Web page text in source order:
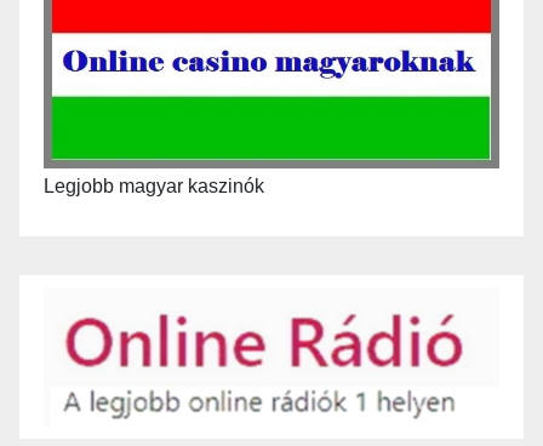
Legjobb magyar kaszinók